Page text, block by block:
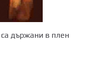
държани в плен